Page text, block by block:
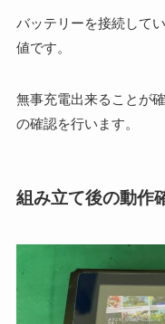
バッテリーを接続して
値です。
無事充電出来ることが
の確認を行います。
組み立て後の動作